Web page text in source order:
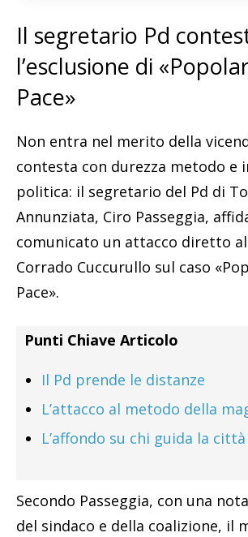
Il segretario Pd
l’esclusione di
Pace»
Non entra nel merito della
contesta con durezza metodo e
politica: il segretario del Pd di
Annunziata, Ciro Passeggia,
comunicato un attacco diretto
Corrado Cuccurullo sul caso
Pace».
Punti Chiave Articolo
Il Pd prende le distanze
L’attacco al metodo della
L’affondo su chi guida la città
Secondo Passeggia, con una
del sindaco e della coalizione, il